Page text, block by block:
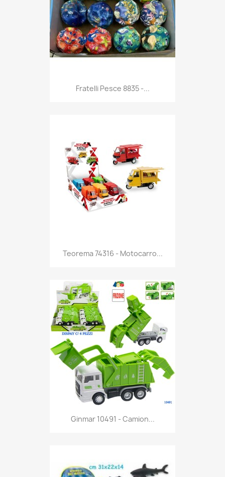
Anteprima
Fratelli Pesce 8835 -...
Anteprima
Teorema 74316 - Motocarro...
Anteprima
Ginmar 10491 - Camion...